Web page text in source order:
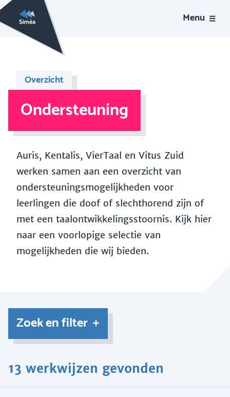
Menu
Overzicht
Ondersteuning
Auris, Kentalis, VierTaal en Vitus Zuid
werken samen aan een overzicht van
ondersteuningsmogelijkheden voor
leerlingen die doof of slechthorend zijn of
met een taalontwikkelingsstoornis. Kijk hier
naar een voorlopige selectie van
mogelijkheden die wij bieden.
Zoek en filter
13 werkwijzen gevonden